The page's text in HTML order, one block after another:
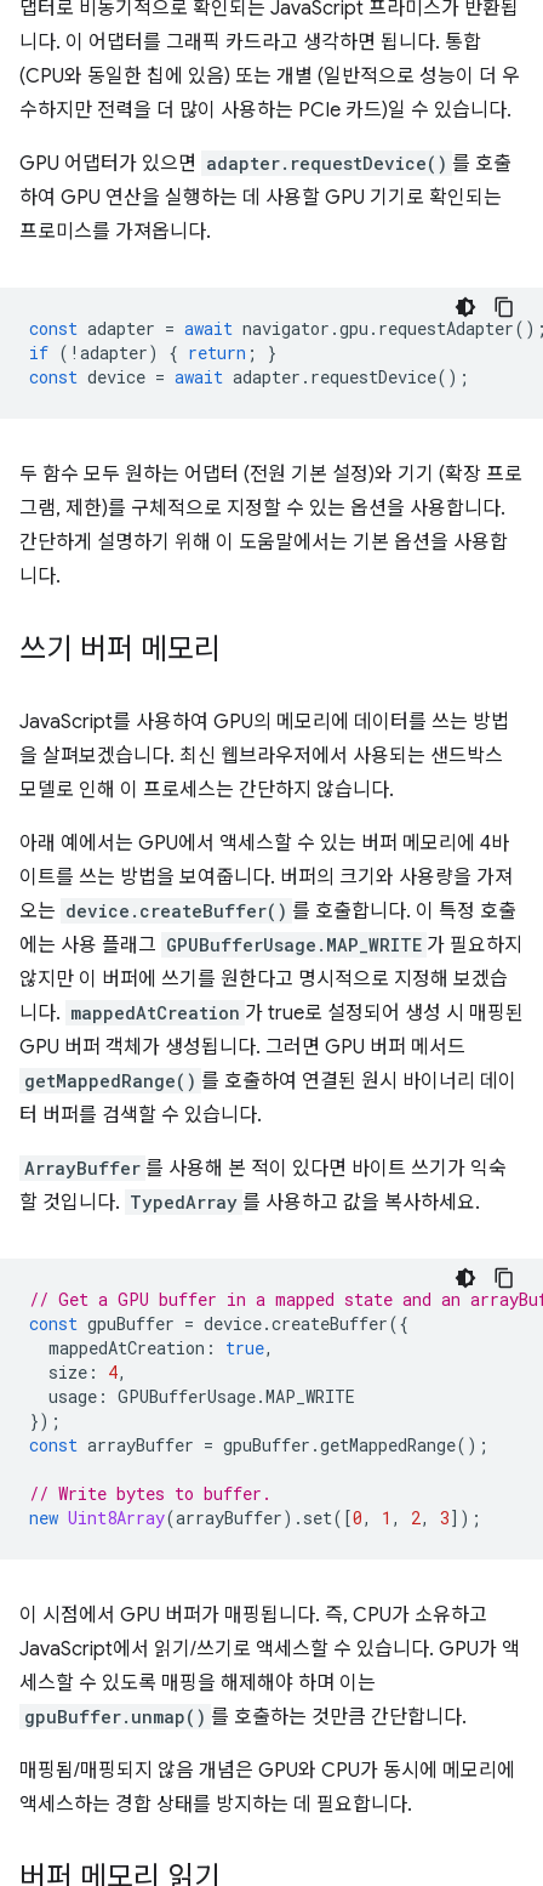
댑터로 비동기적으로 확인되는 JavaScript 프라미스가 반환됩
니다. 이 어댑터를 그래픽 카드라고 생각하면 됩니다. 통합
(CPU와 동일한 칩에 있음) 또는 개별 (일반적으로 성능이 더 우
수하지만 전력을 더 많이 사용하는 PCIe 카드)일 수 있습니다.
GPU 어댑터가 있으면 adapter.requestDevice() 를 호출
하여 GPU 연산을 실행하는 데 사용할 GPU 기기로 확인되는
프로미스를 가져옵니다.
const adapter = await navigator .gpu . requestAdapter
if ( ! adapter) { return ;
}
const device = await adapter . requestDevice();
두 함수 모두 원하는 어댑터 (전원 기본 설정)와 기기 (확장 프로
그램, 제한)를 구체적으로 지정할 수 있는 옵션을 사용합니다.
간단하게 설명하기 위해 이 도움말에서는 기본 옵션을 사용합
니다.
쓰기 버퍼 메모리
JavaScript를 사용하여 GPU의 메모리에 데이터를 쓰는 방법
을 살펴보겠습니다. 최신 웹브라우저에서 사용되는 샌드박스
모델로 인해 이 프로세스는 간단하지 않습니다.
아래 예에서는 GPU에서 액세스할 수 있는 버퍼 메모리에 4바
이트를 쓰는 방법을 보여줍니다. 버퍼의 크기와 사용량을 가져
오는 device.createBuffer() 를 호출합니다. 이 특정 호출
에는 사용 플래그 GPUBufferUsage.MAP_WRITE 가 필요하지
않지만 이 버퍼에 쓰기를 원한다고 명시적으로 지정해 보겠습
니다. mappedAtCreation 가 true로 설정되어 생성 시 매핑된
GPU 버퍼 객체가 생성됩니다. 그러면 GPU 버퍼 메서드
getMappedRange() 를 호출하여 연결된 원시 바이너리 데이
터 버퍼를 검색할 수 있습니다.
ArrayBuffer 를 사용해 본 적이 있다면 바이트 쓰기가 익숙
할 것입니다. TypedArray 를 사용하고 값을 복사하세요.
// Get a GPU buffer in a mapped state and an
const gpuBuffer = device.createBuffer({
mappedAtCreation : true,
size : 4,
usage : GPUBufferUsage.MAP_WRITE
});
const arrayBuffer = gpuBuffer .getMappedRange();
// Write bytes to buffer.
new Uint8Array(arrayBuffer). set([0, 1 , 2, 3]);
이 시점에서 GPU 버퍼가 매핑됩니다. 즉, CPU가 소유하고
JavaScript에서 읽기/쓰기로 액세스할 수 있습니다. GPU가 액
세스할 수 있도록 매핑을 해제해야 하며 이는
gpuBuffer.unmap() 를 호출하는 것만큼 간단합니다.
매핑됨/매핑되지 않음 개념은 GPU와 CPU가 동시에 메모리에
액세스하는 경합 상태를 방지하는 데 필요합니다.
버퍼 메모리 읽기